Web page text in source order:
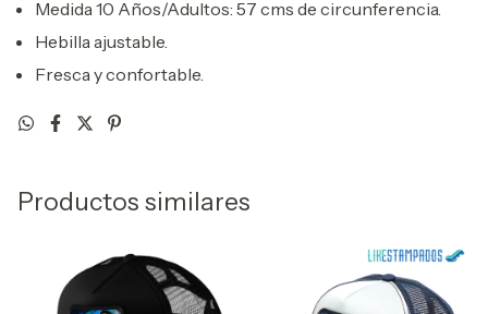
Medida 10 Años/Adultos: 57 cms de circunferencia.
Hebilla ajustable.
Fresca y confortable.
Productos similares